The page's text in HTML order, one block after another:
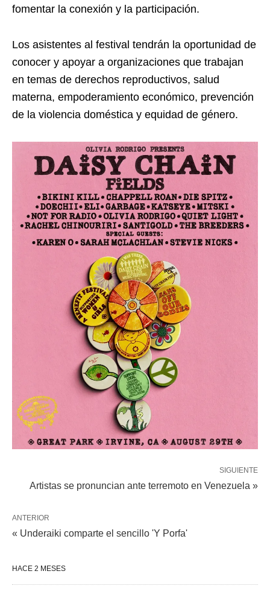
fomentar la conexión y la participación.
Los asistentes al festival tendrán la oportunidad de
conocer y apoyar a organizaciones que trabajan
en temas de derechos reproductivos, salud
materna, empoderamiento económico, prevención
de la violencia doméstica y equidad de género.
SIGUIENTE
Artistas se pronuncian ante terremoto en Venezuela »
ANTERIOR
« Underaiki comparte el sencillo 'Y Porfa'
HACE 2 MESES